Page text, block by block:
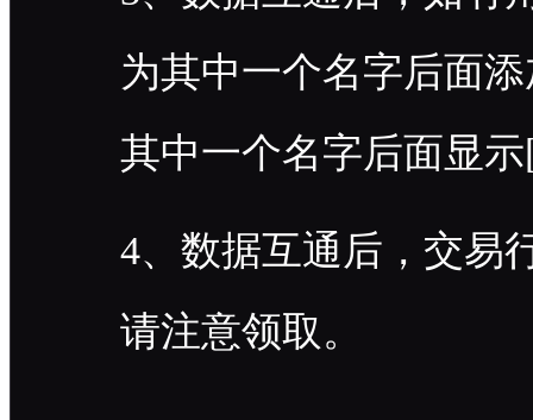
为其中一个名字后面
其中一个名字后面显
4、数据互通后，交易
请注意领取。